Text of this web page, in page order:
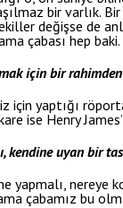
bir varlık.
değişse de
çabası hep baki.
için bir rahimden
için yaptığı
ise Henry
kendine uyan bir
yapmalı,
çabamız bu